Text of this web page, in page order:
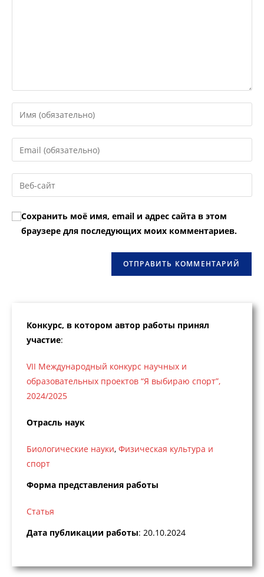
Введите
свое
имя
или
пользователя,
чтобы
прокомментировать
Введите
свой
email-
адрес,
прокомментировать
Введите
URL
вашего
веб-
сайта
Сохранить моё имя, email и адрес сайта в этом
браузере для последующих моих комментариев.
Конкурс, в котором автор работы принял
участие:
VII Международный конкурс научных и
образовательных проектов “Я выбираю спорт”,
2024/2025
Отрасль наук
Биологические науки, Физическая культура и
спорт
Форма представления работы
Статья
Дата публикации работы: 20.10.2024